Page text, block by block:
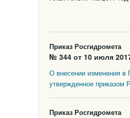
Приказ Росгидромета
№ 344 от 10 июля
О внесении изменения
утвержденное приказом
Приказ Росгидромета